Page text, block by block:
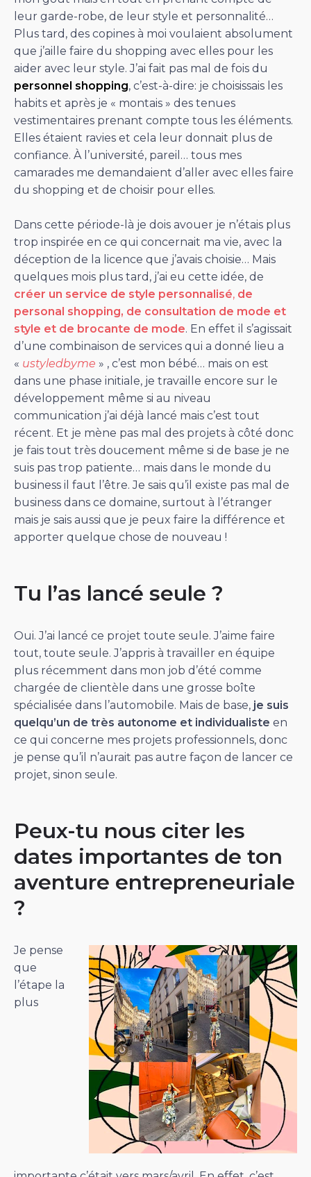
leur garde-robe, de leur style et personnalité…
Plus tard, des copines à moi voulaient absolument
que j’aille faire du shopping avec elles pour les
aider avec leur style. J’ai fait pas mal de fois du
personnel shopping, c’est-à-dire: je choisissais les
habits et après je « montais » des tenues
vestimentaires prenant compte tous les éléments.
Elles étaient ravies et cela leur donnait plus de
confiance. À l’université, pareil… tous mes
camarades me demandaient d’aller avec elles faire
du shopping et de choisir pour elles.
Dans cette période-là je dois avouer je n’étais plus
trop inspirée en ce qui concernait ma vie, avec la
déception de la licence que j’avais choisie… Mais
quelques mois plus tard, j’ai eu cette idée, de
créer un service de style personnalisé, de
personal shopping, de consultation de mode et
style et de brocante de mode. En effet il s’agissait
d’une combinaison de services qui a donné lieu a
« ustyledbyme » , c’est mon bébé… mais on est
dans une phase initiale, je travaille encore sur le
développement même si au niveau
communication j’ai déjà lancé mais c’est tout
récent. Et je mène pas mal des projets à côté donc
je fais tout très doucement même si de base je ne
suis pas trop patiente… mais dans le monde du
business il faut l’être. Je sais qu’il existe pas mal de
business dans ce domaine, surtout à l’étranger
mais je sais aussi que je peux faire la différence et
apporter quelque chose de nouveau !
Tu l’as lancé seule ?
Oui. J’ai lancé ce projet toute seule. J’aime faire
tout, toute seule. J’appris à travailler en équipe
plus récemment dans mon job d’été comme
chargée de clientèle dans une grosse boîte
spécialisée dans l’automobile. Mais de base, je suis
quelqu’un de très autonome et individualiste en
ce qui concerne mes projets professionnels, donc
je pense qu’il n’aurait pas autre façon de lancer ce
projet, sinon seule.
Peux-tu nous citer les
dates importantes de ton
aventure entrepreneuriale
?
Je pense
que
l’étape la
plus